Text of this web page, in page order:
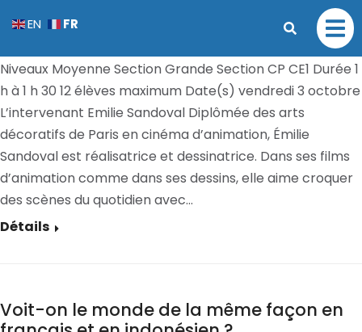
26 mai 2025
Niveaux Moyenne Section Grande Section CP CE1 Durée 1
h à 1 h 30 12 élèves maximum Date(s) vendredi 3 octobre
L’intervenant Emilie Sandoval Diplômée des arts
décoratifs de Paris en cinéma d’animation, Émilie
Sandoval est réalisatrice et dessinatrice. Dans ses films
d’animation comme dans ses dessins, elle aime croquer
des scènes du quotidien avec…
Détails
Voit-on le monde de la même façon en
EN FR